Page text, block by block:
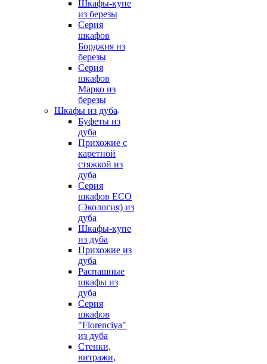
Шкафы-купе
из березы
Серия
шкафов
Борджия из
березы
Серия
шкафов
Марко из
березы
Шкафы из дуба
Буфеты из
дуба
Прихожие с
каретной
стяжкой из
дуба
Серия
шкафов ECO
(Экология) из
дуба
Шкафы-купе
из дуба
Прихожие из
дуба
Распашные
шкафы из
дуба
Серия
шкафов
"Florenciya"
из дуба
Стенки,
витражи,